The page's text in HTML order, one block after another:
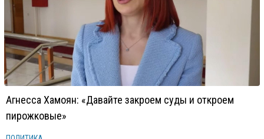
Агнесса Хамоян: «Давайте закроем суды и откроем
пирожковые»